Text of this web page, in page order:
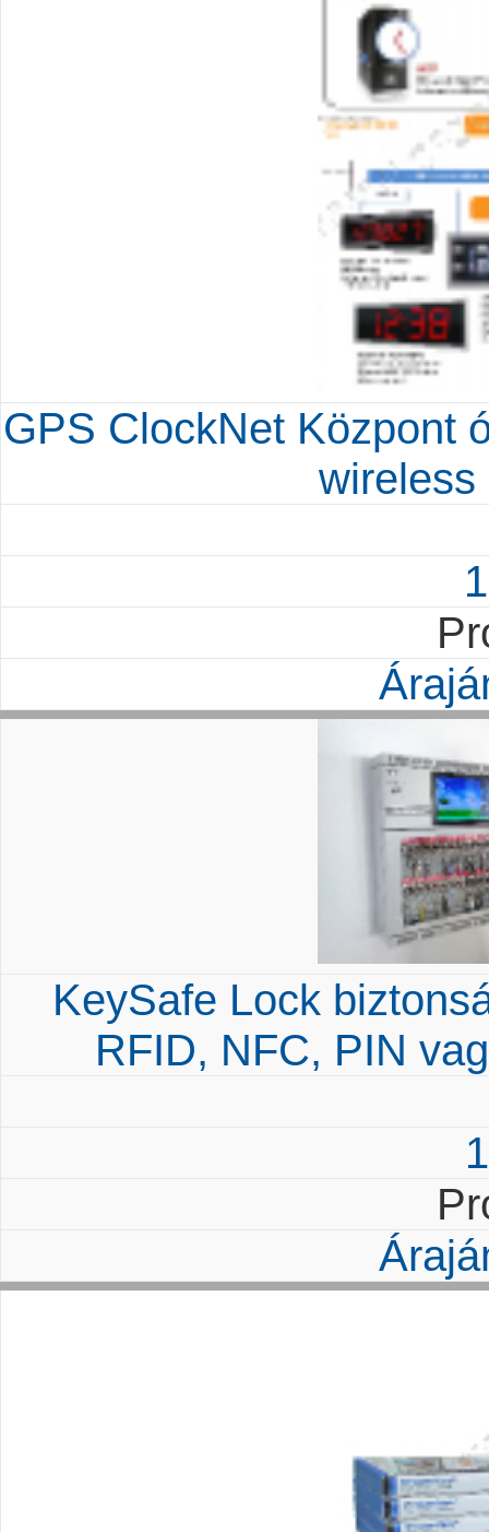
GPS ClockNet Központ
wireless
KeySafe Lock
RFID, NFC, PIN